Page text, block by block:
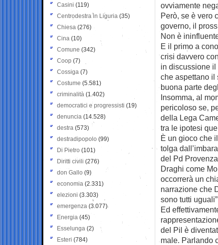
ovviamente
Però, se è vero
governo, il
Non è
E il primo a
crisi davvero
in discussione
che aspettano il
buona parte
Insomma, al
pericoloso se,
della Lega
tra le ipotesi
È un gioco che
tolga
del Pd
Draghi come
occorrerà un
narrazione che
sono tutti
Ed
del Pil è
male. Parlando
Casini (119)
Centrodestra in Liguria (35)
Chiesa (276)
Cina (10)
Comune (342)
Coop (7)
Cossiga (7)
Costume (5.581)
criminalità (1.402)
democratici e progressisti (19)
denuncia (14.528)
destra (573)
destradipopolo (99)
Di Pietro (101)
Diritti civili (276)
don Gallo (9)
economia (2.331)
elezioni (3.303)
emergenza (3.077)
Energia (45)
Esselunga (2)
Esteri (784)